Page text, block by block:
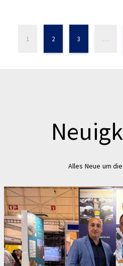
1 2 3 …
Alles Neue um